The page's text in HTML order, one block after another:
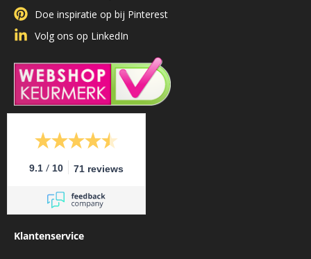
Doe inspiratie op bij Pinterest
Volg ons op LinkedIn
9.1 / 10 71 reviews
Klantenservice